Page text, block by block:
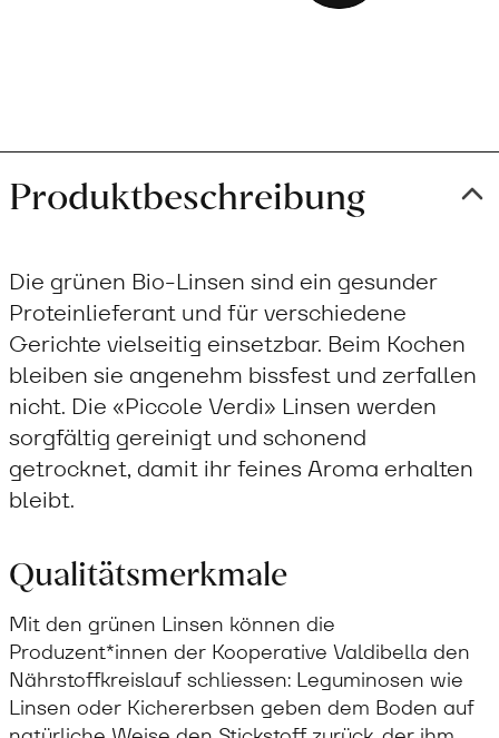
Produktbeschreibung
Die grünen Bio-Linsen sind ein gesunder
Proteinlieferant und für verschiedene
Gerichte vielseitig einsetzbar. Beim Kochen
bleiben sie angenehm bissfest und zerfallen
nicht. Die «Piccole Verdi» Linsen werden
sorgfältig gereinigt und schonend
getrocknet, damit ihr feines Aroma erhalten
bleibt.
Qualitätsmerkmale
Mit den grünen Linsen können die
Produzent*innen der Kooperative Valdibella den
Nährstoffkreislauf schliessen: Leguminosen wie
Linsen oder Kichererbsen geben dem Boden auf